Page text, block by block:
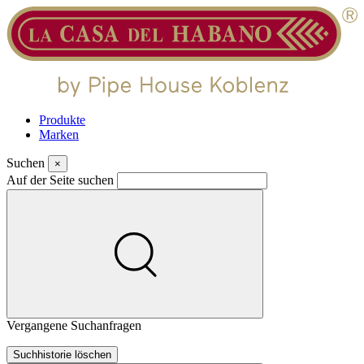
Produkte
Marken
Suchen ×
Auf der Seite suchen
Vergangene Suchanfragen
Suchhistorie löschen